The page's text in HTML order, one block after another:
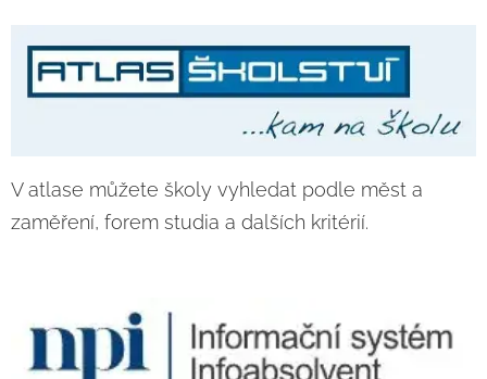
V atlase můžete školy vyhledat podle měst a
zaměření, forem studia a dalších kritérií.